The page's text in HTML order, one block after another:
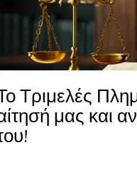
Τριμελές
μας και